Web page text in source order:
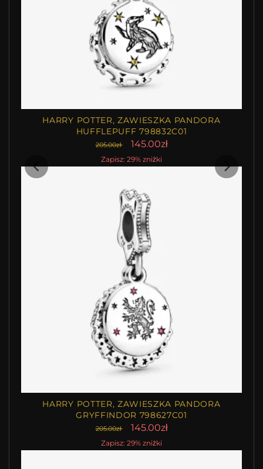
HARRY POTTER, ZAWIESZKA PANDORA
HUFFLEPUFF 798832C01
205.00zł 145.00zł
Zapisz: 29% zniżki
HARRY POTTER, ZAWIESZKA PANDORA
GRYFFINDOR 798627C01
205.00zł 145.00zł
Zapisz: 29% zniżki